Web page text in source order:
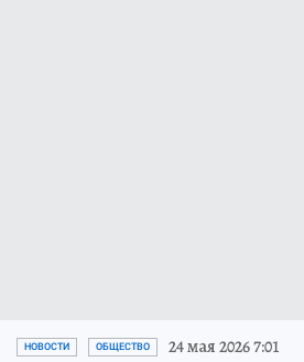
НОВОСТИ ОБЩЕСТВО 24 мая 2026 7:01